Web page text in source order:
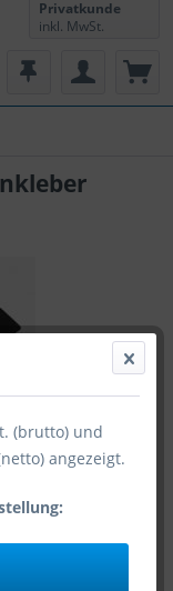
Privatkunde
inkl. MwSt.
(brutto) und
angezeigt.